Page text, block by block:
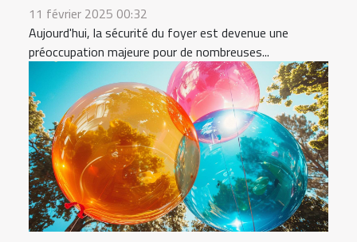
11 février 2025 00:32
Aujourd'hui, la sécurité du foyer est devenue une
préoccupation majeure pour de nombreuses...